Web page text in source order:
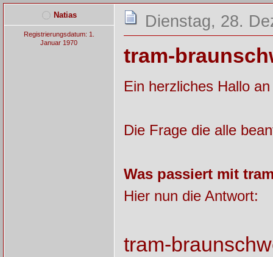
Natias
Registrierungsdatum: 1.
Januar 1970
Dienstag, 28.
tram-
Ein herzliches Hallo
Die Frage die alle
Was passiert mit
Hier nun die Antwort:
tram-